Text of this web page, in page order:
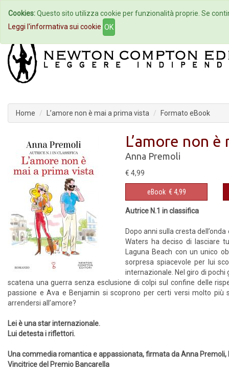
Home Autori Eventi
Home L’amore non è mai a prima vista Formato eBook
L’amore non
Anna Premoli
€ 4,99
eBook € 4,99
Autrice N.1 in classifica
Dopo anni sulla cresta
Waters ha deciso di lasciare
Laguna Beach con un unico
sorpresa spiacevole per lui
internazionale. Nel giro di
scatena una guerra senza esclusione di colpi sul confine delle
passione e Ava e Benjamin si scoprono per certi versi molto
arrendersi all’amore?
Lei è una star internazionale.
Lui detesta i riflettori.
Una commedia romantica e appassionata, firmata da Anna Premoli,
Vincitrice del Premio Bancarella
Cookies:Questo sito utilizza cookie per funzionalità proprie. Se
Leggi l'informativa sui cookie OK